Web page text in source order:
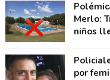
Merlo:
niños
por